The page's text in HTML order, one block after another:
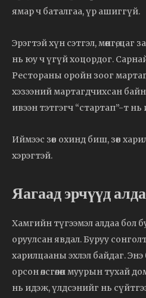
ямар ч баталгаа, үр ашиггүй.
Эрэгтэй хүн сэтгэл, мөнгө, цаг
нь юу ч үгүй хоцордог.
Рестораны оройн зоог
хэзээний мартагдчихсан
ивээн тэтгэгч “стартап”-т
Иймээс зөв охинд биш, зөв
хэрэгтэй.
Яагаад эрчүүд
Хамгийн түгээмэл алдаа бол
оруулсан явдал. Буруу
харилцааны эхлэл байдаг.
орсон өлсгөлөн муурын тухай
нь идэж, үлдсэнийг нь